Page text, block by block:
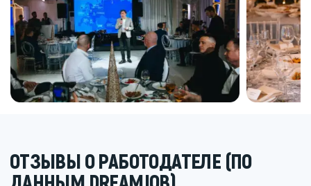
ОТЗЫВЫ О РАБОТОДАТЕЛЕ (ПО